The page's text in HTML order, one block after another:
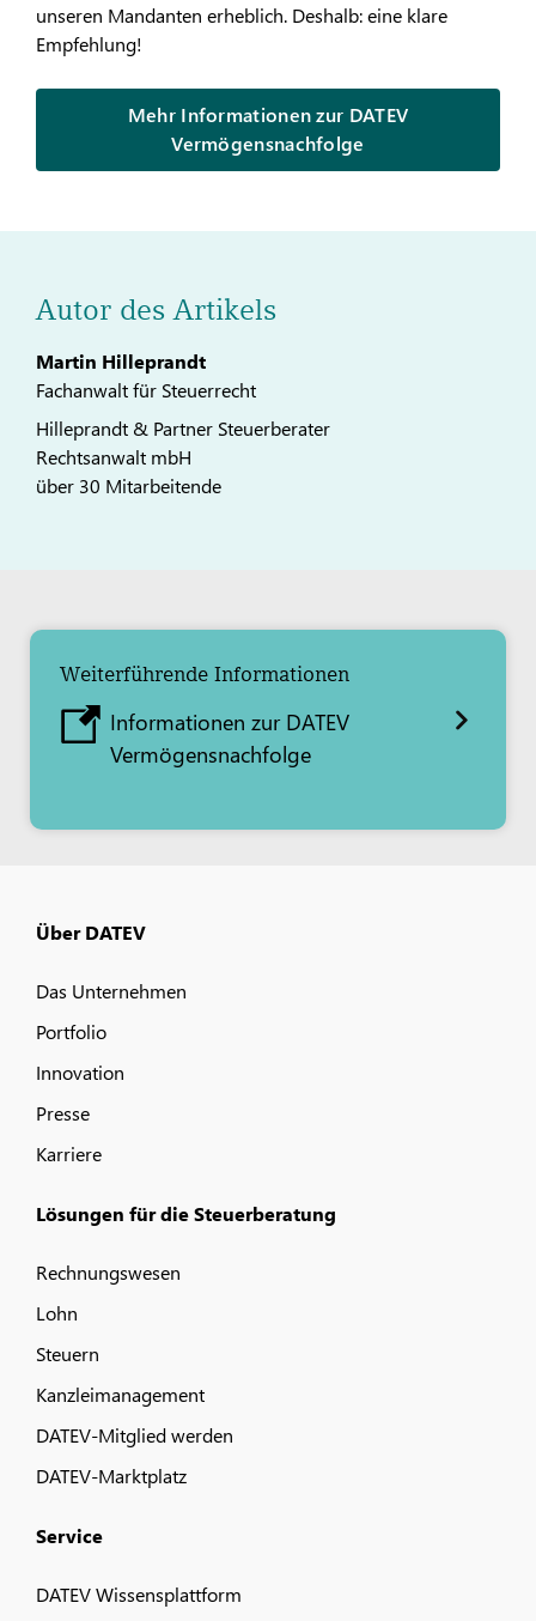
unseren Mandanten erheblich. Deshalb: eine klare
Empfehlung!
Mehr Informationen zur DATEV
Vermögensnachfolge
Autor des Artikels
Martin Hilleprandt
Fachanwalt für Steuerrecht
Hilleprandt & Partner Steuerberater
Rechtsanwalt mbH
über 30 Mitarbeitende
Weiterführende Informationen
Informationen zur DATEV
Vermögensnachfolge
Über DATEV
Das Unternehmen
Portfolio
Innovation
Presse
Karriere
Lösungen für die Steuerberatung
Rechnungswesen
Lohn
Steuern
Kanzleimanagement
DATEV-Mitglied werden
DATEV-Marktplatz
Service
DATEV Wissensplattform